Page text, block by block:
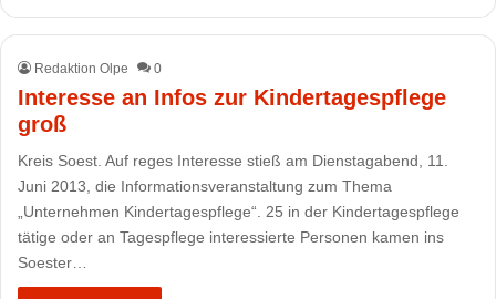
Redaktion Olpe 0
Interesse an Infos zur Kindertagespflege
groß
Kreis Soest. Auf reges Interesse stieß am Dienstagabend, 11.
Juni 2013, die Informationsveranstaltung zum Thema
„Unternehmen Kindertagespflege“. 25 in der Kindertagespflege
tätige oder an Tagespflege interessierte Personen kamen ins
Soester…